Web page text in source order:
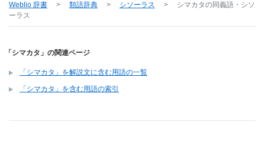
Weblio 辞書 > 類語辞典 > シソーラス > シマカタの同義語・シソ
ーラス
「シマカタ」の関連ページ
「シマカタ」を解説文に含む用語の一覧
「シマカタ」を含む用語の索引